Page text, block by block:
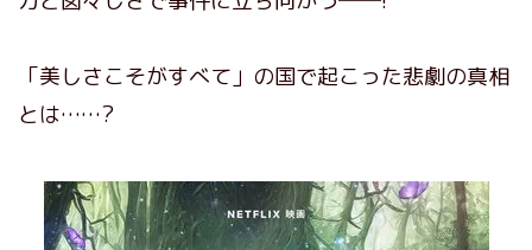
「美しさこそがすべて」の国で起こった悲劇の真相
とは……?